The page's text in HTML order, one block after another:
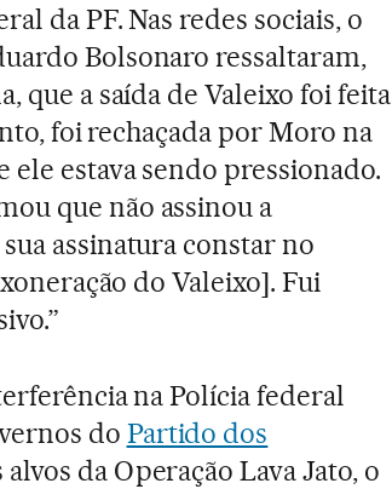
da PF. Nas redes sociais, o
Bolsonaro ressaltaram,
que a saída de Valeixo foi feita
foi rechaçada por Moro na
ele estava sendo pressionado.
que não assinou a
assinatura constar no
do Valeixo]. Fui
na Polícia federal
do Partido dos
da Operação Lava Jato, o